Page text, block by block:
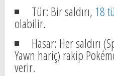
Tür: Bir saldırı, 18
olabilir.
Hasar: Her saldırı
Yawn hariç) rakip
verir.